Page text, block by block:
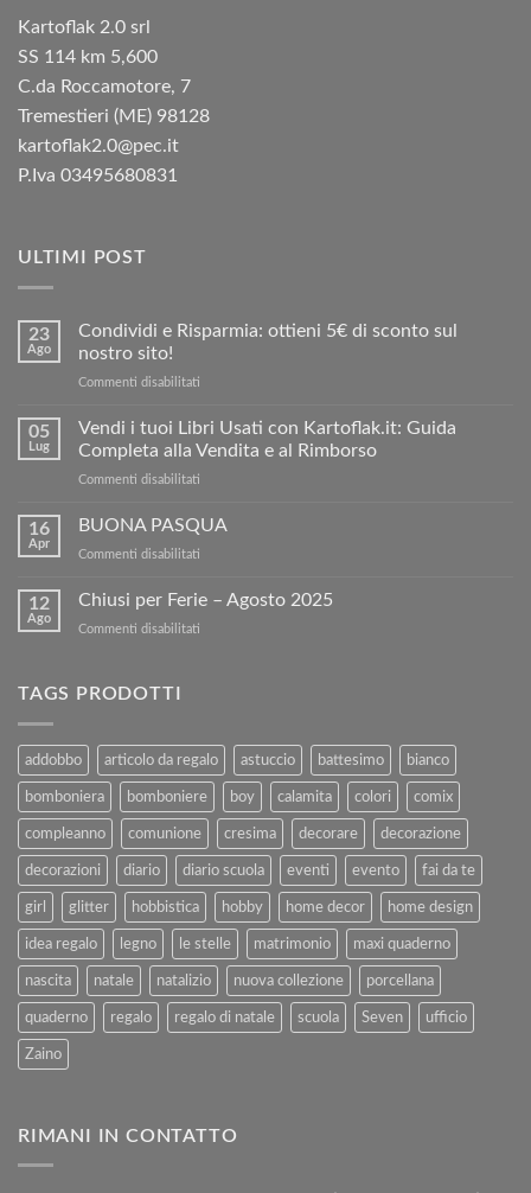
Kartoflak 2.0 srl
SS 114 km 5,600
C.da Roccamotore, 7
Tremestieri (ME) 98128
kartoflak2.0@pec.it
P.Iva 03495680831
ULTIMI POST
23
Ago
Condividi e Risparmia: ottieni 5€ di sconto sul
nostro sito!
Commenti disabilitati
Risparmia:
sconto
05
Lug
Vendi i tuoi Libri Usati con Kartoflak.it: Guida
Completa alla Vendita e al Rimborso
Commenti disabilitati
i
tuoi
con
Rimborso
16
Apr
BUONA PASQUA
Commenti disabilitati
PASQUA
12
Ago
Chiusi per Ferie – Agosto 2025
Commenti disabilitati
2025
TAGS PRODOTTI
addobbo articolo da regalo astuccio battesimo bianco
bomboniera bomboniere boy calamita colori comix
compleanno comunione cresima decorare decorazione
decorazioni diario diario scuola eventi evento fai da te
girl glitter hobbistica hobby home decor home design
idea regalo legno le stelle matrimonio maxi quaderno
nascita natale natalizio nuova collezione porcellana
quaderno regalo regalo di natale scuola Seven ufficio
Zaino
RIMANI IN CONTATTO